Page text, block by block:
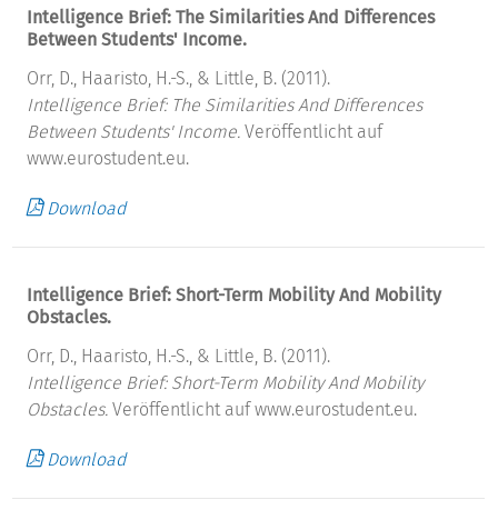
Intelligence Brief: The Similarities And Differences
Between Students' Income.
Orr, D., Haaristo, H.-S., & Little, B. (2011).
Intelligence Brief: The Similarities And Differences
Between Students' Income. Veröffentlicht auf
www.eurostudent.eu.
Download
Intelligence Brief: Short-Term Mobility And Mobility
Obstacles.
Orr, D., Haaristo, H.-S., & Little, B. (2011).
Intelligence Brief: Short-Term Mobility And Mobility
Obstacles. Veröffentlicht auf www.eurostudent.eu.
Download